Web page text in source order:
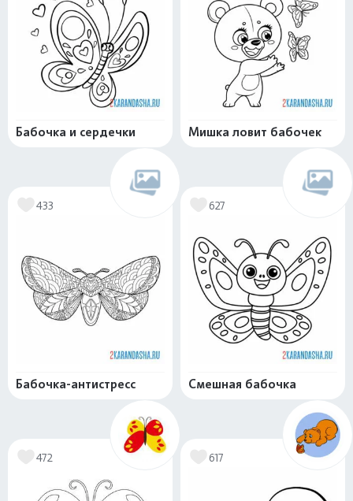
Бабочка и сердечки Мишка ловит бабочек
433
Бабочка-антистресс
627
Смешная бабочка
472 617